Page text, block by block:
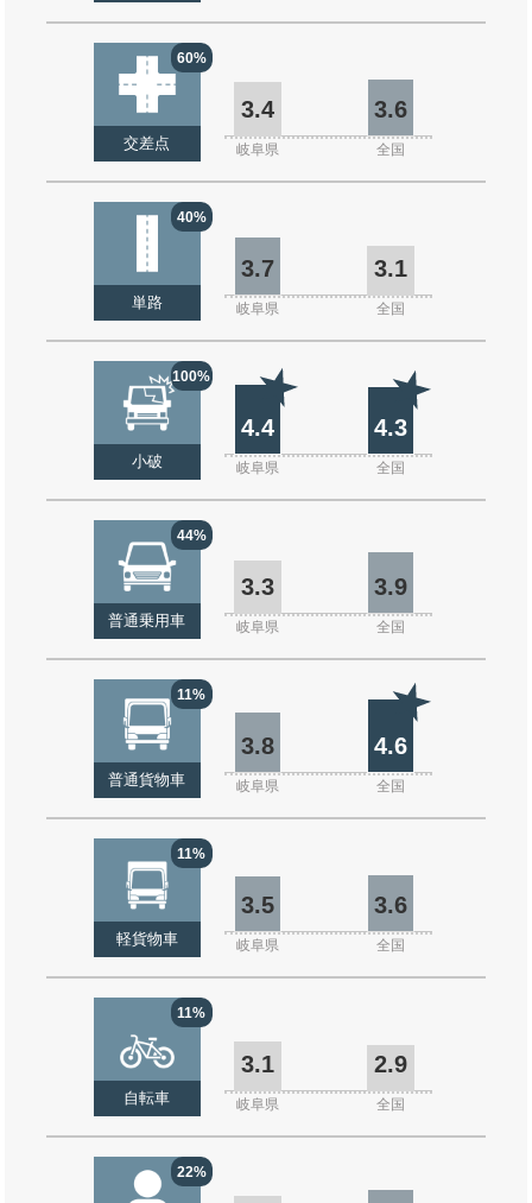
60%
交差点
3.4 3.6
岐阜県 全国
40%
単路
3.7 3.1
岐阜県 全国
100%
小破
4.4 4.3
岐阜県 全国
44%
普通乗用車
3.3 3.9
岐阜県 全国
11%
普通貨物車
3.8 4.6
岐阜県 全国
11%
軽貨物車
3.5 3.6
岐阜県 全国
11%
自転車
3.1 2.9
岐阜県 全国
22%